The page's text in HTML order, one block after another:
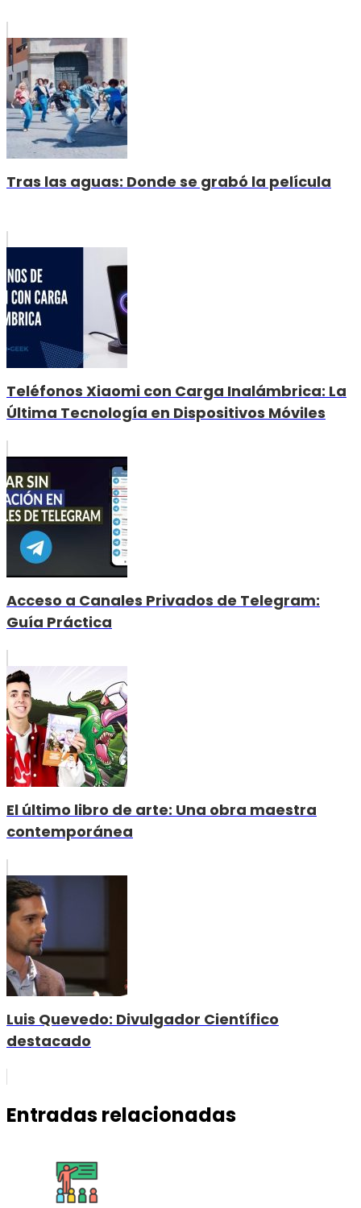
Tras las aguas: Donde se grabó la película
Teléfonos Xiaomi con Carga Inalámbrica: La
Última Tecnología en Dispositivos Móviles
Acceso a Canales Privados de Telegram:
Guía Práctica
El último libro de arte: Una obra maestra
contemporánea
Luis Quevedo: Divulgador Científico
destacado
Entradas relacionadas